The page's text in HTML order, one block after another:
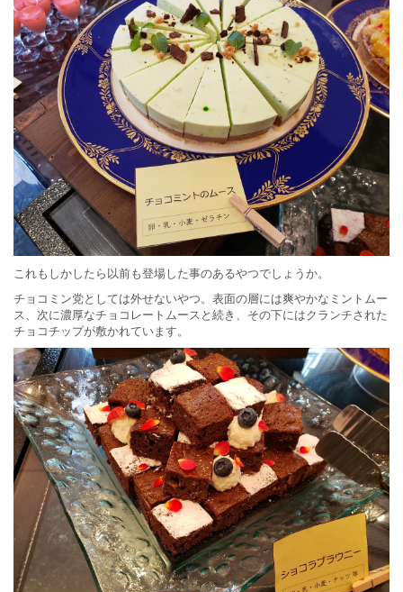
これもしかしたら以前も登場した事のあるやつでしょうか。
チョコミン党としては外せないやつ。表面の層には爽やかなミントムー
ス、次に濃厚なチョコレートムースと続き、その下にはクランチされた
チョコチップが敷かれています。